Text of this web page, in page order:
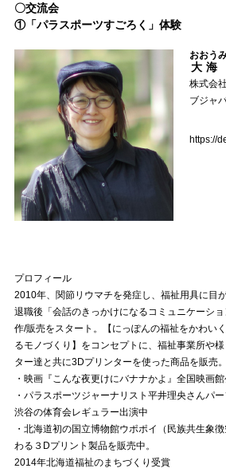
〇交流会
①「パラスポーツすごろく」体験
大海
おおう
株式会
ブジャ
https://
プロフィール
2010年、関節リウマチを発症し、福祉用具に目
退職後「会話のきっかけになるコミュニケーシ
作/販売をスタート。【にっぽんの福祉をかわい
るモノづくり】をコンセプトに、福祉事業所や
ター達と共に3Dプリンターを使った商品を販売。
・映画『こんな夜更けにバナナかよ』全国映画館
・パラスポーツジャーナリスト平井理央さんパ
渋谷の体育会レギュラー出演中
・北海道初の国立博物館ウポポイ（民族共生象
わる３Dプリント製品を販売中。
2014年北海道福祉のまちづくり受賞